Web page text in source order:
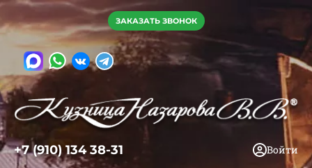
ЗАКАЗАТЬ ЗВОНОК
+7 (910) 134 38-31 Войти